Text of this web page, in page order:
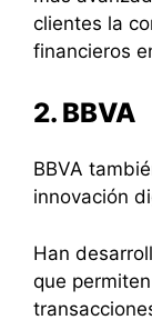
clientes la
financieros
2. BBVA
BBVA
innovación
Han
que